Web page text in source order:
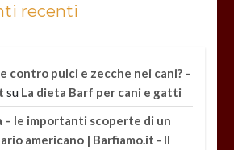
recenti
contro pulci e zecche nei cani? –
su La dieta Barf per cani e gatti
– le importanti scoperte di un
americano | Barfiamo.it - Il